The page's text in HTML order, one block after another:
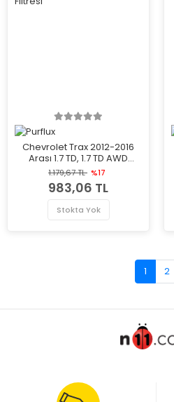
Chevrolet Trax 2012-2016
Arası 1.7 TD, 1.7 TD AWD
Purflux Marka Mazot Yakıt
Filtresi
1.179,67 TL %17
983,06 TL
Stokta Yok
1 2